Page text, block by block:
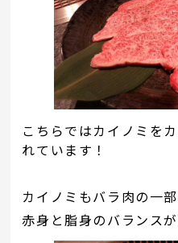
こちらではカイノミを
れています！
カイノミもバラ肉の一
赤身と脂身のバランス